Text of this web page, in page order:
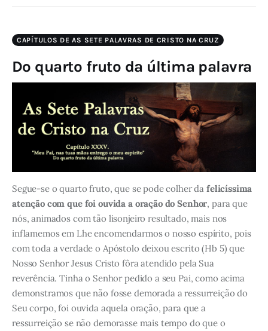
CAPÍTULOS DE AS SETE PALAVRAS DE CRISTO NA CRUZ
Do quarto fruto da última palavra
Segue-se o quarto fruto, que se pode colher da felicíssima
atenção com que foi ouvida a oração do Senhor, para que
nós, animados com tão lisonjeiro resultado, mais nos
inflamemos em Lhe encomendarmos o nosso espírito, pois
com toda a verdade o Apóstolo deixou escrito (Hb 5) que
Nosso Senhor Jesus Cristo fôra atendido pela Sua
reverência. Tinha o Senhor pedido a seu Pai, como acima
demonstramos que não fosse demorada a ressurreição do
Seu corpo, foi ouvida aquela oração, para que a
ressurreição se não demorasse mais tempo do que o